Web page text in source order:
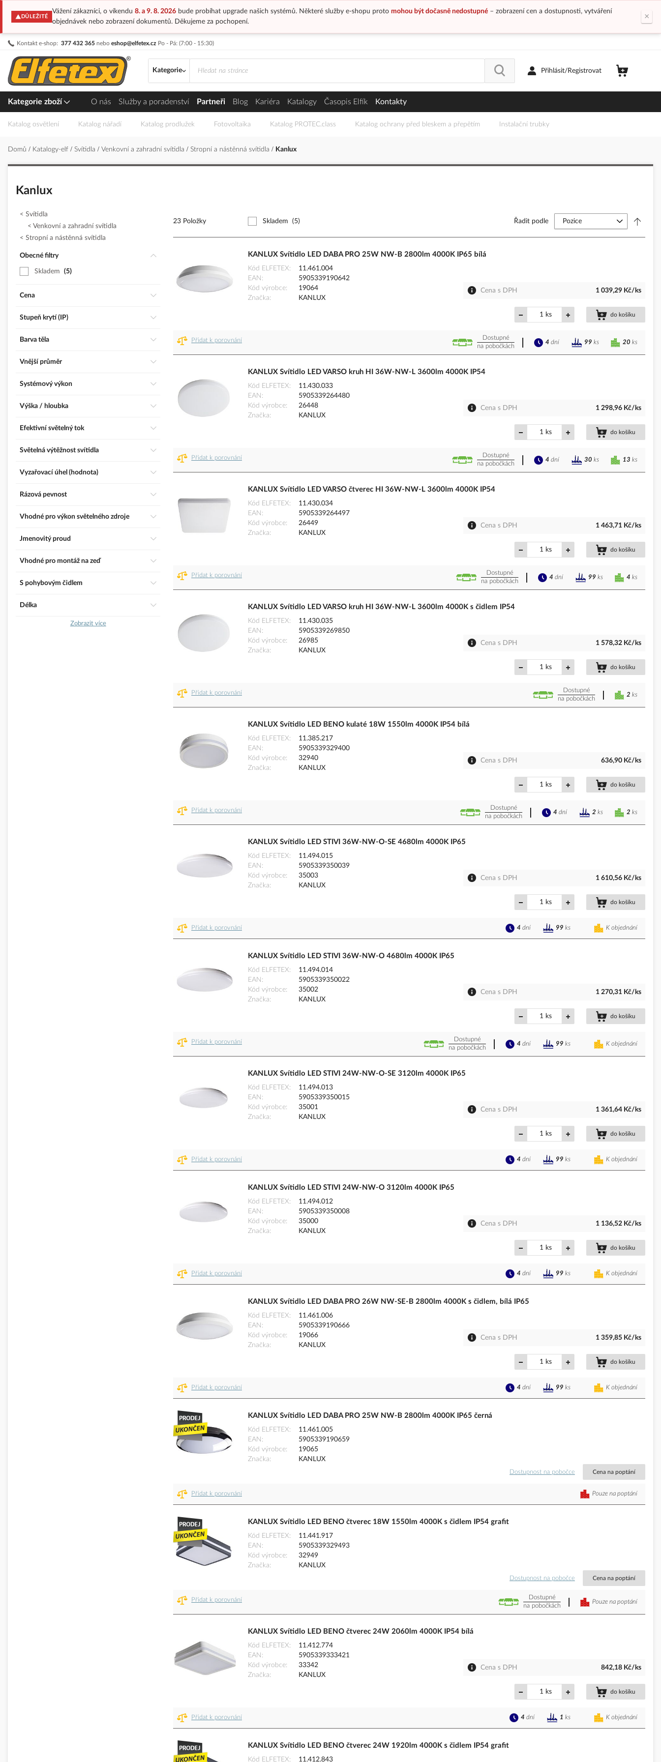
DŮLEŽITÉ
Vážení zákazníci, o víkendu 8. a 9. 8. 2026bude probíhat upgrade našich systémů. Některé služby e-shopu proto mohou být dočasně nedostupné– zobrazení cen a dostupnosti, vytváření
objednávek nebo zobrazení dokumentů. Děkujeme za pochopení.
×
Kontakt e-shop: 377 432 365 nebo eshop@elfetex.cz Po - Pá: (7:00 - 15:30)
Přejít
obsah
Kategorie
Přihlásit/Registrovat
Kategorie zboží O nás Služby a poradenství Partneři Blog Kariéra Katalogy Časopis Elfík Kontakty
Katalog osvětlení Katalog nářadí Katalog prodlužek Fotovoltaika Katalog PROTEC.class Katalog ochrany před bleskem a přepětím Instalační trubky
Domů Katalogy-elf Svítidla Venkovní a zahradní svítidla Stropní a nástěnná svítidla Kanlux
Kanlux
23 Položky Skladem (5) Řadit podle
KANLUX Svítidlo LED DABA PRO 25W NW-B 2800lm 4000K IP65 bílá
Kód ELFETEX
11.461.004
EAN
5905339190642
Kód výrobce
19064
Značka
KANLUX
Cena s DPH 1 039,29 Kč/ks
ks do košíku
Přidat k porovnání
Dostupné
na pobočkách
20 ks
4 dní 99 ks
KANLUX Svítidlo LED VARSO kruh HI 36W-NW-L 3600lm 4000K IP54
Kód ELFETEX
11.430.033
EAN
5905339264480
Kód výrobce
26448
Značka
KANLUX
Cena s DPH 1 298,96 Kč/ks
ks do košíku
Přidat k porovnání
Dostupné
na pobočkách
13 ks
4 dní 30 ks
KANLUX Svítidlo LED VARSO čtverec HI 36W-NW-L 3600lm 4000K IP54
Kód ELFETEX
11.430.034
EAN
5905339264497
Kód výrobce
26449
Značka
KANLUX
Cena s DPH 1 463,71 Kč/ks
ks do košíku
Přidat k porovnání
Dostupné
na pobočkách
4 ks
4 dní 99 ks
KANLUX Svítidlo LED VARSO kruh HI 36W-NW-L 3600lm 4000K s čidlem IP54
Kód ELFETEX
11.430.035
EAN
5905339269850
Kód výrobce
26985
Značka
KANLUX
Cena s DPH 1 578,32 Kč/ks
ks do košíku
Přidat k porovnání
Dostupné
na pobočkách
2 ks
KANLUX Svítidlo LED BENO kulaté 18W 1550lm 4000K IP54 bílá
Kód ELFETEX
11.385.217
EAN
5905339329400
Kód výrobce
32940
Značka
KANLUX
Cena s DPH 636,90 Kč/ks
ks do košíku
Přidat k porovnání
Dostupné
na pobočkách
2 ks
4 dní 2 ks
KANLUX Svítidlo LED STIVI 36W-NW-O-SE 4680lm 4000K IP65
Kód ELFETEX
11.494.015
EAN
5905339350039
Kód výrobce
35003
Značka
KANLUX
Cena s DPH 1 610,56 Kč/ks
ks do košíku
Přidat k porovnání K objednání
4 dní 99 ks
KANLUX Svítidlo LED STIVI 36W-NW-O 4680lm 4000K IP65
Kód ELFETEX
11.494.014
EAN
5905339350022
Kód výrobce
35002
Značka
KANLUX
Cena s DPH 1 270,31 Kč/ks
ks do košíku
Přidat k porovnání
Dostupné
na pobočkách
K objednání
4 dní 99 ks
KANLUX Svítidlo LED STIVI 24W-NW-O-SE 3120lm 4000K IP65
Kód ELFETEX
11.494.013
EAN
5905339350015
Kód výrobce
35001
Značka
KANLUX
Cena s DPH 1 361,64 Kč/ks
ks do košíku
Přidat k porovnání K objednání
4 dní 99 ks
KANLUX Svítidlo LED STIVI 24W-NW-O 3120lm 4000K IP65
Kód ELFETEX
11.494.012
EAN
5905339350008
Kód výrobce
35000
Značka
KANLUX
Cena s DPH 1 136,52 Kč/ks
ks do košíku
Přidat k porovnání K objednání
4 dní 99 ks
KANLUX Svítidlo LED DABA PRO 26W NW-SE-B 2800lm 4000K s čidlem, bílá IP65
Kód ELFETEX
11.461.006
EAN
5905339190666
Kód výrobce
19066
Značka
KANLUX
Cena s DPH 1 359,85 Kč/ks
ks do košíku
Přidat k porovnání K objednání
4 dní 99 ks
KANLUX Svítidlo LED DABA PRO 25W NW-B 2800lm 4000K IP65 černá
Kód ELFETEX
11.461.005
EAN
5905339190659
Kód výrobce
19065
Značka
KANLUX
Dostupnost na pobočce Cena na poptání
Přidat k porovnání Pouze na poptání
KANLUX Svítidlo LED BENO čtverec 18W 1550lm 4000K s čidlem IP54 grafit
Kód ELFETEX
11.441.917
EAN
5905339329493
Kód výrobce
32949
Značka
KANLUX
Dostupnost na pobočce Cena na poptání
Přidat k porovnání
Dostupné
na pobočkách
Pouze na poptání
KANLUX Svítidlo LED BENO čtverec 24W 2060lm 4000K IP54 bílá
Kód ELFETEX
11.412.774
EAN
5905339333421
Kód výrobce
33342
Značka
KANLUX
Cena s DPH 842,18 Kč/ks
ks do košíku
Přidat k porovnání K objednání
4 dní 1 ks
KANLUX Svítidlo LED BENO čtverec 24W 1920lm 4000K s čidlem IP54 grafit
Kód ELFETEX 11.412.843
Svítidla
Venkovní a zahradní svítidla
Stropní a nástěnná svítidla
Obecné filtry
Skladem 5
Cena
Stupeň krytí (IP)
Barva těla
Vnější průměr
Systémový výkon
Výška / hloubka
Efektivní světelný tok
Světelná výtěžnost svítidla
Vyzařovací úhel (hodnota)
Rázová pevnost
Vhodné pro výkon světelného zdroje
Jmenovitý proud
Vhodné pro montáž na zeď
S pohybovým čidlem
Délka
Zobrazit více